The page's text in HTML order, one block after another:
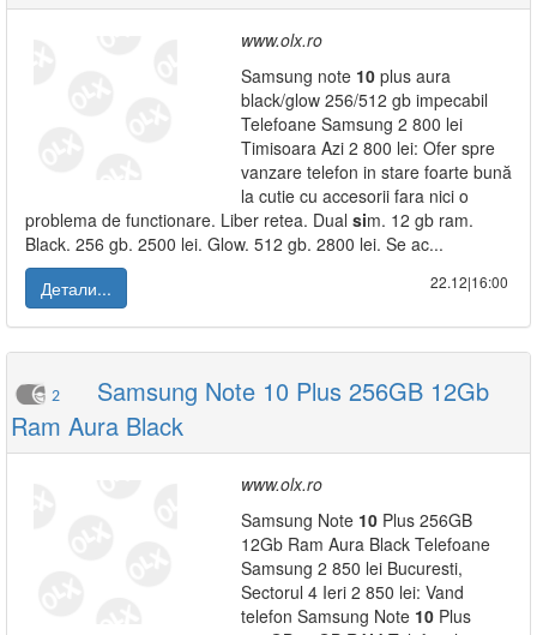
www.olx.ro
Samsung note 10 plus aura
black/glow 256/512 gb impecabil
Telefoane Samsung 2 800 lei
Timisoara Azi 2 800 lei: Ofer spre
vanzare telefon in stare foarte bună
la cutie cu accesorii fara nici o
problema de functionare. Liber retea. Dual sim. 12 gb ram.
Black. 256 gb. 2500 lei. Glow. 512 gb. 2800 lei. Se ac...
Детали...
22.12|16:00
2
Samsung Note 10 Plus 256GB 12Gb
Ram Aura Black
www.olx.ro
Samsung Note 10 Plus 256GB
12Gb Ram Aura Black Telefoane
Samsung 2 850 lei Bucuresti,
Sectorul 4 Ieri 2 850 lei: Vand
telefon Samsung Note 10 Plus